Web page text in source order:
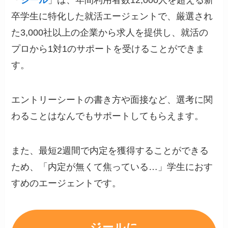
卒学生に特化した就活エージェントで、厳選され
た3,000社以上の企業から求人を提供し、就活の
プロから1対1のサポートを受けることができま
す。
エントリーシートの書き方や面接など、選考に関
わることはなんでもサポートしてもらえます。
また、最短2週間で内定を獲得することができる
ため、「内定が無くて焦っている…」学生におす
すめのエージェントです。